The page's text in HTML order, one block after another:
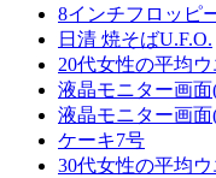
8インチフロッピ
日清 焼そばU.F.O.
20代女性の平均ウ
液晶モニター画
液晶モニター画面
ケーキ7号
30代女性の平均ウ